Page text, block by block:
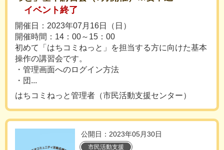
イベント終了
開催日：2023年07月16日（日）
開催時間：14：00～15：00
初めて「はちコミねっと」を担当する方に向けた基本
操作の講習会です。
・管理画面へのログイン方法
・団...
はちコミねっと管理者（市民活動支援センター）
公開日：2023年05月30日
市民活動支援